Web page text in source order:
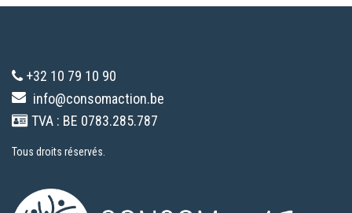
+32 10 79 10 90
info@consomaction.be
TVA : BE 0783.285.787
Tous droits réservés.